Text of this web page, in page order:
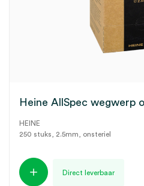
Heine AllSpec wegwerp
HEINE
250 stuks, 2.5mm, onsteriel
Direct leverbaar